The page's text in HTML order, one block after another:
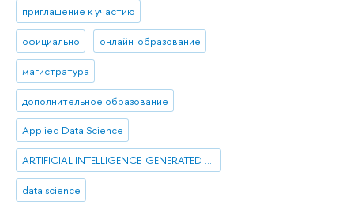
приглашение к участию
официально онлайн-образование
магистратура
дополнительное образование
Applied Data Science
ARTIFICIAL INTELLIGENCE-GENERATED CONTENT
data science